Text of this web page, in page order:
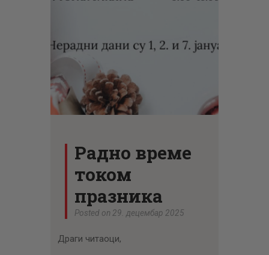
Радно време
током
празника
Posted on 29. децембар 2025
Драги читаоци,